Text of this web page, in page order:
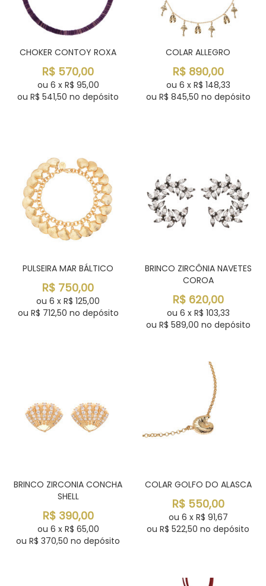
CHOKER CONTOY ROXA
R$ 570,00
ou 6 x R$ 95,00
ou R$ 541,50 no depósito
COLAR ALLEGRO
R$ 890,00
ou 6 x R$ 148,33
ou R$ 845,50 no depósito
PULSEIRA MAR BÁLTICO
R$ 750,00
ou 6 x R$ 125,00
ou R$ 712,50 no depósito
BRINCO ZIRCÔNIA NAVETES
COROA
R$ 620,00
ou 6 x R$ 103,33
ou R$ 589,00 no depósito
BRINCO ZIRCONIA CONCHA
SHELL
R$ 390,00
ou 6 x R$ 65,00
ou R$ 370,50 no depósito
COLAR GOLFO DO ALASCA
R$ 550,00
ou 6 x R$ 91,67
ou R$ 522,50 no depósito